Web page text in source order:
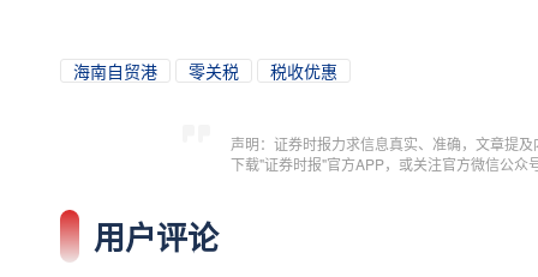
海南自贸港 零关税 税收优惠
声明：证券时报力求信息真实、准确，文章提
下载"证券时报"官方APP，或关注官方微信公
用户评论